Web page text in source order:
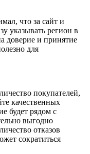
что за сайт и
указывать регион в
доверие и принятие
для
покупателей,
качественных
будет рядом с
выгодно
отказов
сократиться